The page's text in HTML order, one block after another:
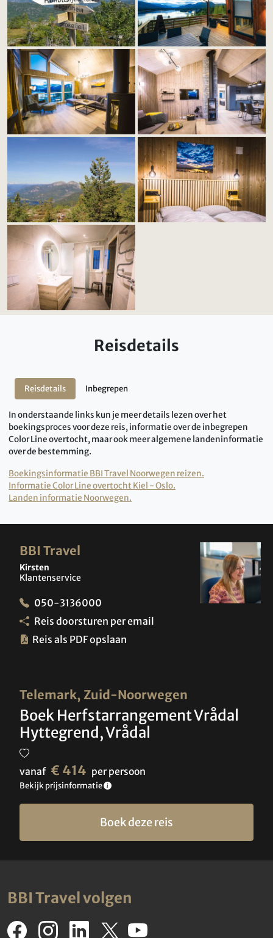
Reisdetails
Reisdetails Inbegrepen
In onderstaande links kun je meer details lezen over het
boekingsproces voor deze reis, informatie over de inbegrepen
Color Line overtocht, maar ook meer algemene landeninformatie
over de bestemming.
Boekingsinformatie BBI Travel Noorwegen reizen.
Informatie Color Line overtocht Kiel - Oslo.
Landen informatie Noorwegen.
Telemark, Zuid-Noorwegen
Boek Herfstarrangement Vrådal
Hyttegrend, Vrådal
vanaf € 414 per persoon
Bekijk prijsinformatie
Boek deze reis
BBI Travel
Kirsten
Klantenservice
050-3136000
Reis doorsturen per email
Reis als PDF opslaan
BBI Travel volgen